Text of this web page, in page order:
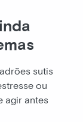
sutis
ou
agir antes